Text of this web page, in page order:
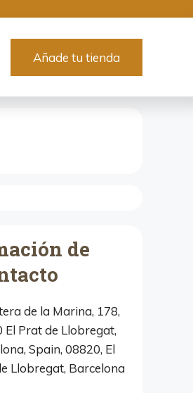
Añade tu tienda
de
de la Marina, 178,
El Prat de Llobregat,
Spain, 08820, El
Llobregat, Barcelona